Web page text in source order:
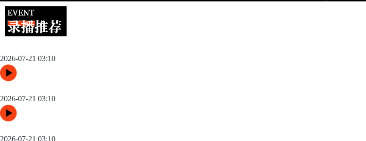
2026-07-21 03:10
2026-07-21 03:10
2026-07-21 03:10